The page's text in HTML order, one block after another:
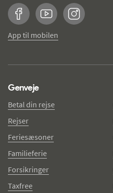
FacebookYouTubeInstagram
App til mobilen
Genveje
Betal din rejse
Rejser
Feriesæsoner
Familieferie
Forsikringer
Taxfree